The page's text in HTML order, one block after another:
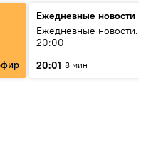
Ежедневные новости
Ежедневные новости.
20:00
20:01 8 мин